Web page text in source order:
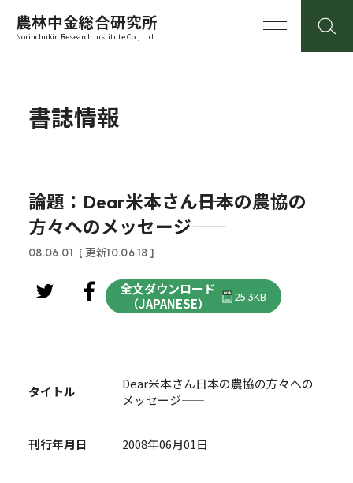
農林中金総合研究所
Norinchukin Research Institute Co., Ltd.
書誌情報
論題：Dear米本さん――日本の農協の
方々へのメッセージ――
08.06.01 [ 更新10.06.18 ]
全文ダウンロード
（JAPANESE）
25.3KB
タイトル
Dear米本さん――日本の農協の方々への
メッセージ――
刊行年月日 2008年06月01日